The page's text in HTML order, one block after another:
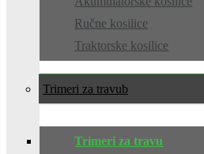
Ručne kosilice
Traktorske kosilice
Trimeri za travu
Trimeri za travu